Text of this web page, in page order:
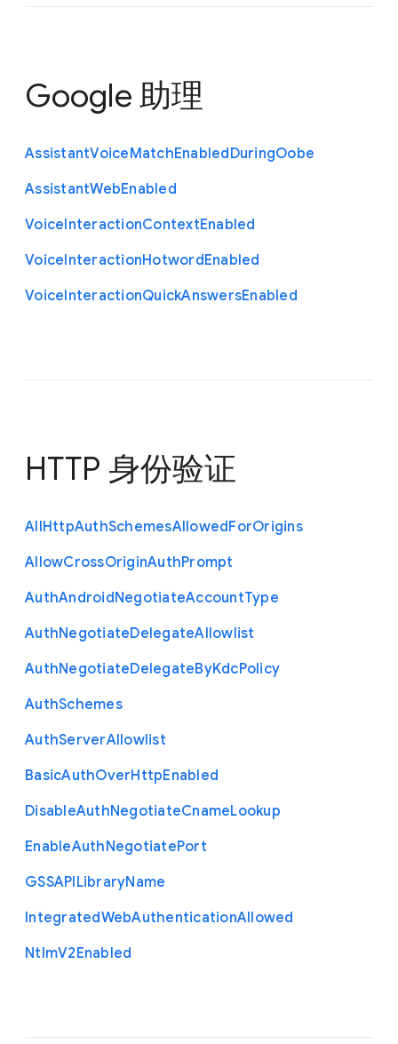
Google 助理
AssistantVoiceMatchEnabledDuringOobe
AssistantWebEnabled
VoiceInteractionContextEnabled
VoiceInteractionHotwordEnabled
VoiceInteractionQuickAnswersEnabled
HTTP 身份验证
AllHttpAuthSchemesAllowedForOrigins
AllowCrossOriginAuthPrompt
AuthAndroidNegotiateAccountType
AuthNegotiateDelegateAllowlist
AuthNegotiateDelegateByKdcPolicy
AuthSchemes
AuthServerAllowlist
BasicAuthOverHttpEnabled
DisableAuthNegotiateCnameLookup
EnableAuthNegotiatePort
GSSAPILibraryName
IntegratedWebAuthenticationAllowed
NtlmV2Enabled